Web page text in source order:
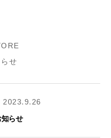
せ
2023.9.26
らせ